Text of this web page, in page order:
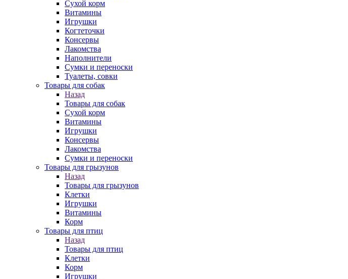
Cухой корм
Витамины
Игрушки
Когтеточки
Консервы
Лакомства
Наполнители
Сумки и переноски
Туалеты, совки
Товары для собак
Назад
Товары для собак
Cухой корм
Витамины
Игрушки
Консервы
Лакомства
Сумки и переноски
Товары для грызунов
Назад
Товары для грызунов
Клетки
Игрушки
Витамины
Корм
Товары для птиц
Назад
Товары для птиц
Клетки
Корм
Игрушки